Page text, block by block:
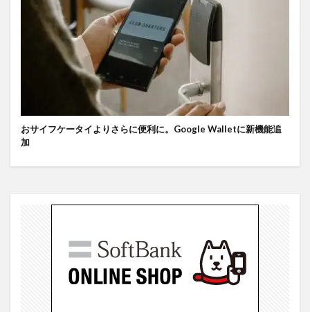
おサイフケータイよりさらに便利に。Google Walletに新機能追
加